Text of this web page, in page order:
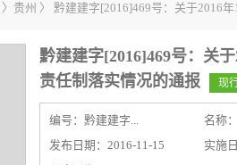
〉 贵州 〉 黔建建字[2016]469号：关于2016
黔建建字[2016]469号：关
责任制落实情况的通报
现
编号： 黔建建字... 名称：
发布日期：2016-11-15
实施